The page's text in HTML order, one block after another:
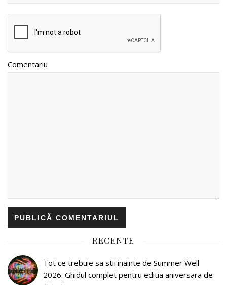
Comentariu
RECENTE
Tot ce trebuie sa stii inainte de Summer Well
2026. Ghidul complet pentru editia aniversara de